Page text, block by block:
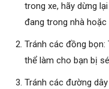
trong xe, hãy dừng
đang trong nhà hoặc
Tránh các đồng bọn:
thể làm cho bạn bị
Tránh các đường